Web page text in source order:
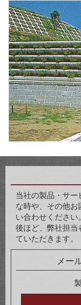
当社の製品・サー
な時や、その他お
い合わせください
後ほど、弊社担当
ていただきます。
メー